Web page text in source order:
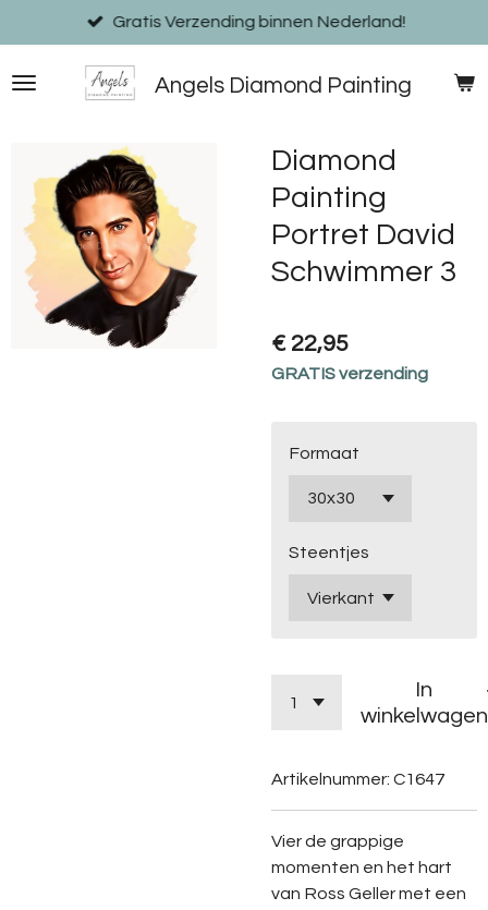
direct
naar
Angels Diamond Painting
Gratis Verzending binnen Nederland!
Diamond
Painting
Portret David
Schwimmer 3
€ 22,95
GRATIS verzending
Formaat
Steentjes
In
winkelwagen
Artikelnummer: C1647
Vier de grappige
momenten en het hart
van Ross Geller met een